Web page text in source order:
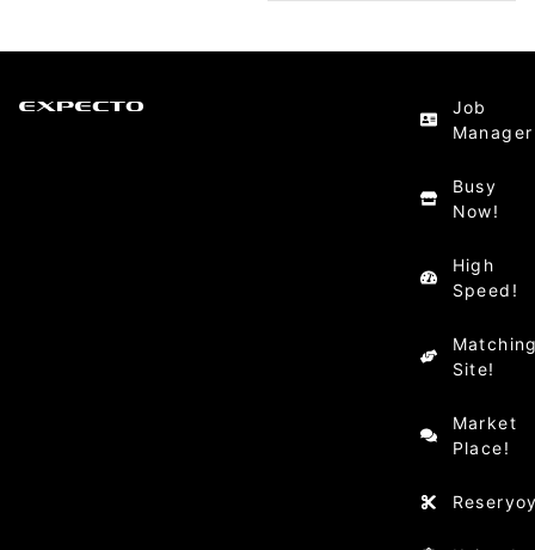
Job
Manager
Busy
Now!
High
Speed!
Site!
Market
Place!